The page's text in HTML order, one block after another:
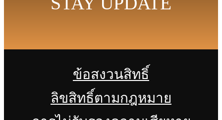
ข้อสงวนสิทธิ์
ลิขสิทธิ์ตามกฎหมาย